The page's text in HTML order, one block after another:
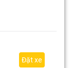
Đặt xe